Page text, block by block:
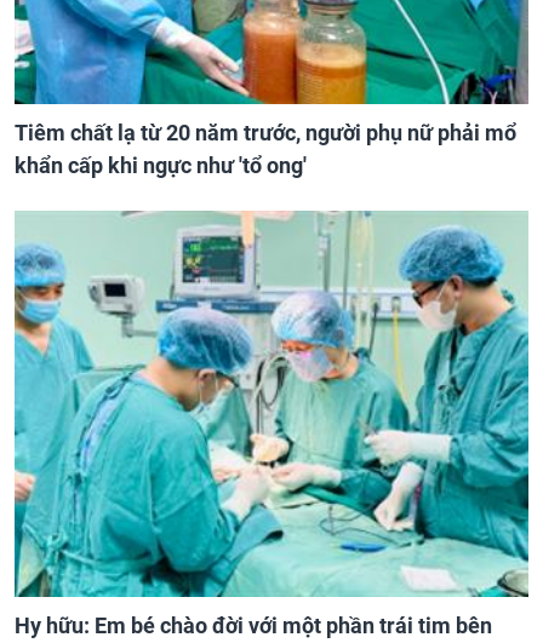
Tiêm chất lạ từ 20 năm trước, người phụ nữ phải mổ
khẩn cấp khi ngực như 'tổ ong'
Hy hữu: Em bé chào đời với một phần trái tim bên